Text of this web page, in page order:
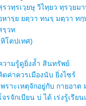
รวทฺรเวฺยษุ วิไทฺยว ทฺรวฺยม
หารฺย ยตฺวา ทนรฺ มตฺวา ทกฺ
รฺวท
โตปเทศ)
วามรู้ดูยิ่งล้ำ สินทรัพย์
ดค่าควรเมืองนับ ยิ่งไซร้
พราะเหตุจักอยู่กับ กายอาต
จรจักเบียน บ่ ได้ เร่งรู้เรียน